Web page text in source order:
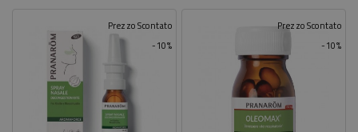
ALIMENTAZIONE
INTEGRATORI
-10%
Prezzo Scontato
-10%
Prezzo Scontato